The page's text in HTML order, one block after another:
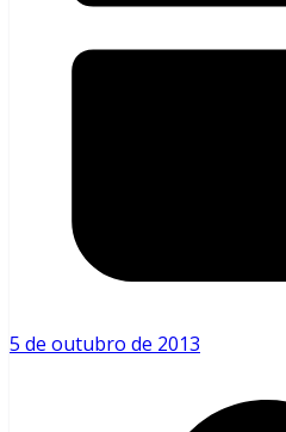
5 de outubro de 2013